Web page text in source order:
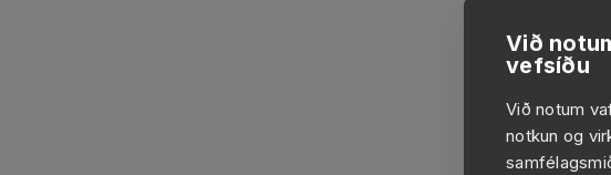
Við
vefsíðu
Við notum
notkun og